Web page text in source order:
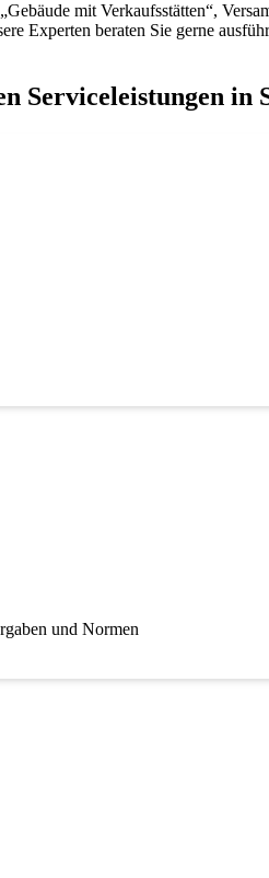
mit Verkaufsstätten“,
Experten beraten Sie gerne
in
und Normen